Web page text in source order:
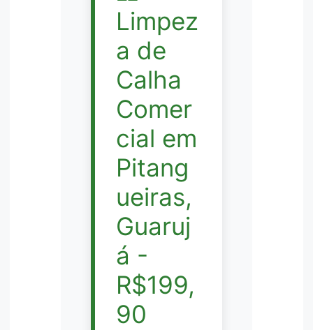
Limpez
a de
Calha
Comer
cial em
Pitang
ueiras,
Guaruj
á -
R$199,
90